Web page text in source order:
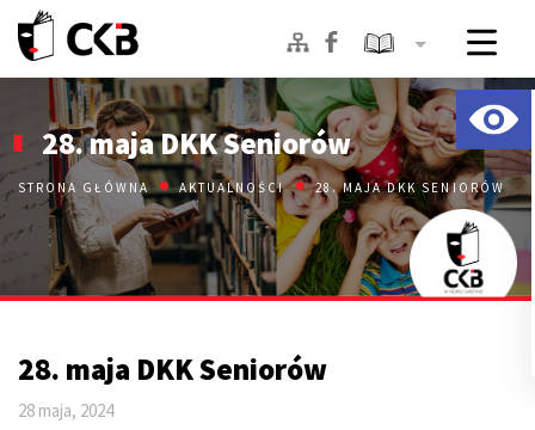
content28. maja DKK Seniorów
STRONA GŁÓWNA AKTUALNOŚCI 28. MAJA DKK SENIORÓW
28. maja DKK Seniorów
28 maja, 2024